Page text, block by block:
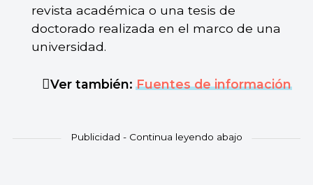
revista académica o una tesis de
doctorado realizada en el marco de una
universidad.
Ver también:Fuentes de información